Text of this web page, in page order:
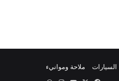
ملاحة وموانيء